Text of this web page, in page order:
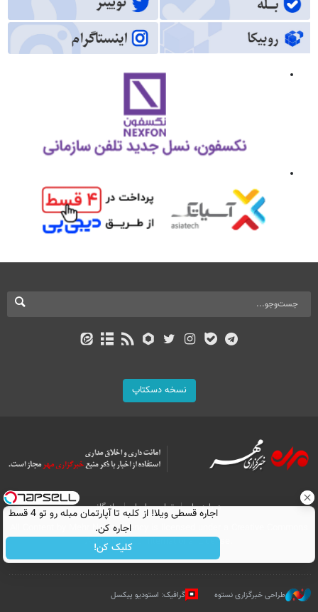
نسخه دسکتاپ
درباره ما تماس با ما
بازرگانی
All Content by Mehr News Agency is licensed under a Creative Commons
Attribution 4.0 International License.
طراحی خبرگزاری نستوه گرافیک: استودیو پیکسل
اجاره‌ قسطی ویلا! از کلبه تا آپارتمان مبله رو تو 4 قسط
اجاره کن.
کلیک کن!